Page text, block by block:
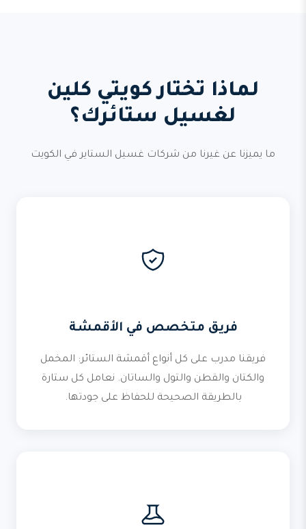
لماذا تختار كويتي كلين
لغسيل ستائرك؟
ما يميزنا عن غيرنا من شركات غسيل الستاير في الكويت
فريق متخصص في الأقمشة
فريقنا مدرب على كل أنواع أقمشة الستائر: المخمل
والكتان والقطن والتول والساتان. نعامل كل ستارة
بالطريقة الصحيحة للحفاظ على جودتها.